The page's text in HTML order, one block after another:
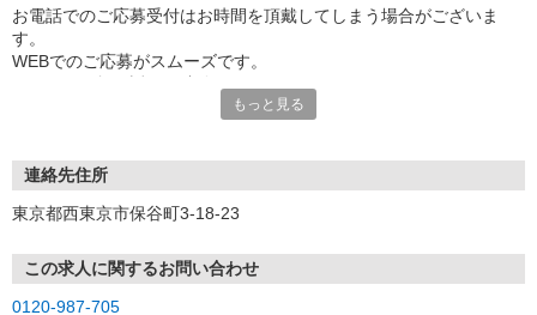
お電話でのご応募受付はお時間を頂戴してしまう場合がございま
す。
WEBでのご応募がスムーズです。
もっと見る
連絡先住所
東京都西東京市保谷町3-18-23
この求人に関するお問い合わせ
0120-987-705